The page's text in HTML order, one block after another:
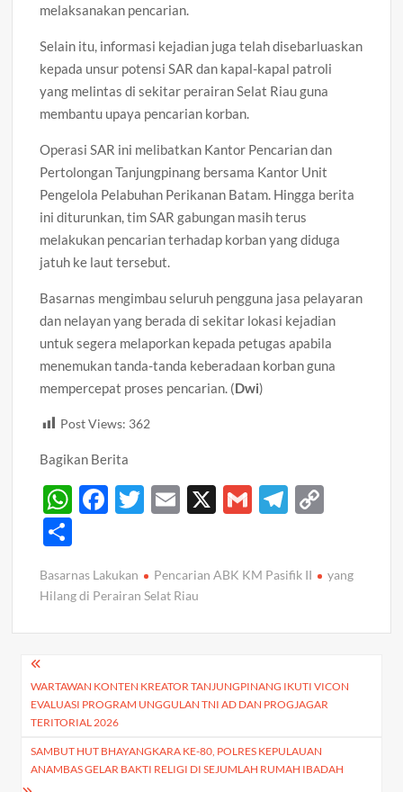
melaksanakan pencarian.
Selain itu, informasi kejadian juga telah disebarluaskan
kepada unsur potensi SAR dan kapal-kapal patroli
yang melintas di sekitar perairan Selat Riau guna
membantu upaya pencarian korban.
Operasi SAR ini melibatkan Kantor Pencarian dan
Pertolongan Tanjungpinang bersama Kantor Unit
Pengelola Pelabuhan Perikanan Batam. Hingga berita
ini diturunkan, tim SAR gabungan masih terus
melakukan pencarian terhadap korban yang diduga
jatuh ke laut tersebut.
Basarnas mengimbau seluruh pengguna jasa pelayaran
dan nelayan yang berada di sekitar lokasi kejadian
untuk segera melaporkan kepada petugas apabila
menemukan tanda-tanda keberadaan korban guna
mempercepat proses pencarian. (Dwi)
Post Views: 362
Bagikan Berita
W
s
p
F
b
o
T
er
E
X
G
T
gr
m
y
n
ar
Basarnas Lakukan Pencarian ABK KM Pasifik II
yang
Hilang di Perairan Selat Riau
Navigasi
pos
WARTAWAN KONTEN KREATOR TANJUNGPINANG IKUTI VICON
EVALUASI PROGRAM UNGGULAN TNI AD DAN PROGJAGAR
TERITORIAL 2026
SAMBUT HUT BHAYANGKARA KE-80, POLRES KEPULAUAN
ANAMBAS GELAR BAKTI RELIGI DI SEJUMLAH RUMAH IBADAH